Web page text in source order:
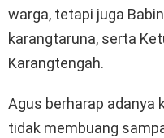
warga, tetapi juga
karangtaruna, serta
Karangtengah.
Agus berharap adanya
tidak membuang